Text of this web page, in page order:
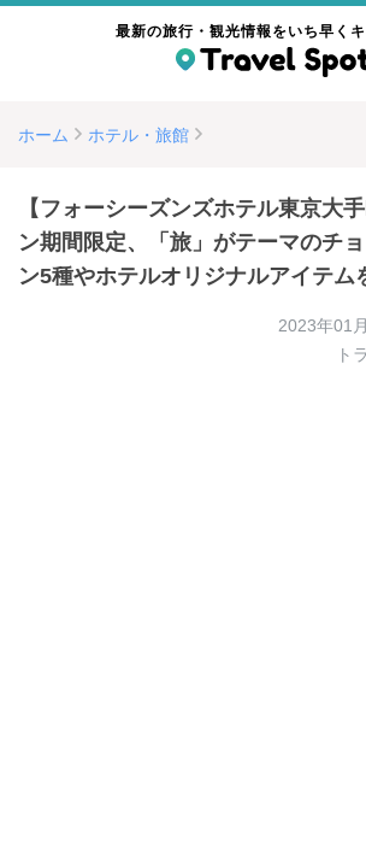
最新の旅行・観光情報をいち早くキ
ホーム ホテル・旅館
【フォーシーズンズホテル東京大
ン期間限定、「旅」がテーマのチ
ン5種やホテルオリジナルアイテム
2023年01
ト